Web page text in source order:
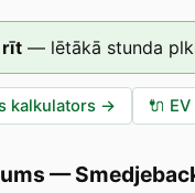
rīt — lētākā stunda
kalkulators → 🔌
—